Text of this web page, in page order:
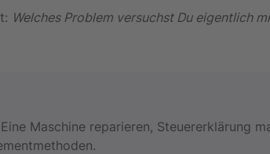
Welches Problem versuchst Du eigentlich
Maschine reparieren, Steuererklärung